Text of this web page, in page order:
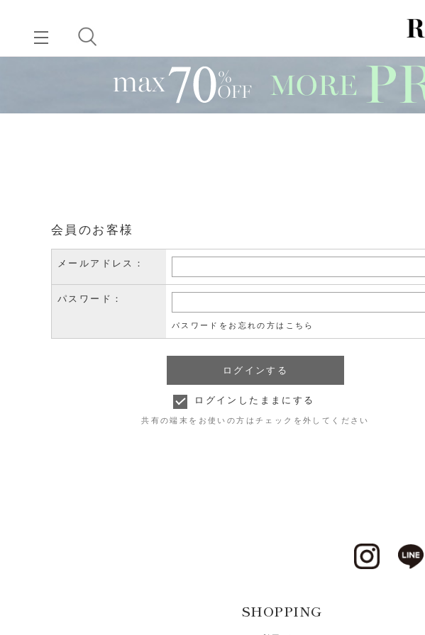
会員のお客様
メールアドレス：
パスワード：
パスワードをお忘れの方はこちら
ログインしたままにする
共有の端末をお使いの方はチェックを外してください
SHOPPING